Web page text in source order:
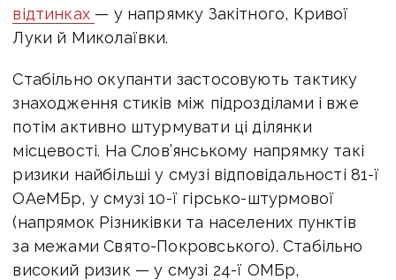
відтинках — у напрямку Закітного, Кривої
Луки й Миколаївки.
Стабільно окупанти застосовують тактику
знаходження стиків між підрозділами і вже
потім активно штурмувати ці ділянки
місцевості. На Слов’янському напрямку такі
ризики найбільші у смузі відповідальності 81-ї
ОАеМБр, у смузі 10-ї гірсько-штурмової
(напрямок Різниківки та населених пунктів
за межами Свято-Покровського). Стабільно
високий ризик — у смузі 24-ї ОМБр,